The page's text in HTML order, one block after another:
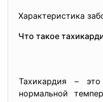
Характеристика
Что такое
Тахикардия –
нормальной